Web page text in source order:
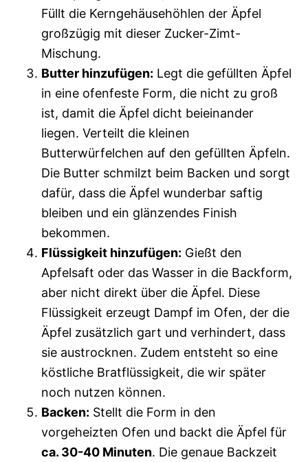
Füllt die Kerngehäusehöhlen der Äpfel
großzügig mit dieser Zucker-Zimt-
Mischung.
Butter hinzufügen: Legt die gefüllten Äpfel
in eine ofenfeste Form, die nicht zu groß
ist, damit die Äpfel dicht beieinander
liegen. Verteilt die kleinen
Butterwürfelchen auf den gefüllten Äpfeln.
Die Butter schmilzt beim Backen und sorgt
dafür, dass die Äpfel wunderbar saftig
bleiben und ein glänzendes Finish
bekommen.
Flüssigkeit hinzufügen: Gießt den
Apfelsaft oder das Wasser in die Backform,
aber nicht direkt über die Äpfel. Diese
Flüssigkeit erzeugt Dampf im Ofen, der die
Äpfel zusätzlich gart und verhindert, dass
sie austrocknen. Zudem entsteht so eine
köstliche Bratflüssigkeit, die wir später
noch nutzen können.
Backen: Stellt die Form in den
vorgeheizten Ofen und backt die Äpfel für
ca. 30-40 Minuten. Die genaue Backzeit